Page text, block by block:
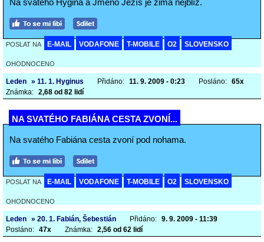
Na svatého Hygina a Jméno Ježíš je zima nejblíž.
POSLAT NA E-MAIL VODAFONE T-MOBILE O2 SLOVENSKO
OHODNOCENO
Leden » 11. 1. Hyginus Přidáno: 11. 9. 2009 - 0:23 Posláno: 65x
Známka: 2,68 od 82 lidí
NA SVATÉHO FABIÁNA CESTA ZVONÍ...
Na svatého Fabiána cesta zvoní pod nohama.
POSLAT NA E-MAIL VODAFONE T-MOBILE O2 SLOVENSKO
OHODNOCENO
Leden » 20. 1. Fabián, Šebestián Přidáno: 9. 9. 2009 - 11:39
Posláno: 47x Známka: 2,56 od 62 lidí